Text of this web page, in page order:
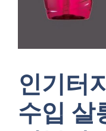
인기터
수입 살